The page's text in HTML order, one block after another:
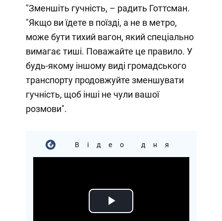
"Зменшіть гучність, – радить Готтсман.
"Якщо ви їдете в поїзді, а не в метро,
може бути тихий вагон, який спеціально
вимагає тиші. Поважайте це правило. У
будь-якому іншому виді громадського
транспорту продовжуйте зменшувати
гучність, щоб інші не чули вашої
розмови".
Відео дня
Play